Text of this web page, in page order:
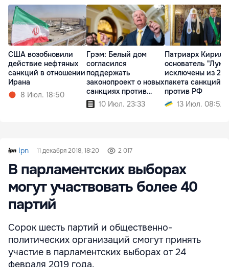
США возобновили
действие нефтяных
санкций в отношении
Ирана
8 Июл. 18:50
Грэм: Белый дом
согласился
поддержать
законопроект о новых
санкциях против
России10 Июл. 23:33
Патриарх
основатель
исключены из 21-
пакета санкций
против РФ
13 Июл. 08:52
Ipn 11 декабря 2018, 18:20 2 017
В парламентских выборах
могут участвовать более 40
партий
Сорок шесть партий и общественно-
политических организаций смогут принять
участие в парламентских выборах от 24
февраля 2019 года.